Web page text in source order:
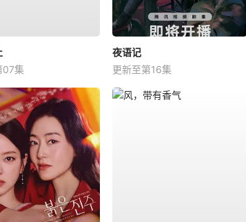
07集
夜语记
更新至第16集